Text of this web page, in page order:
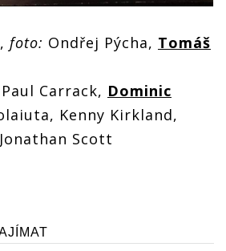
foto: Ondřej Pýcha, Tomáš
Carrack, Dominic
Kenny Kirkland,
Scott